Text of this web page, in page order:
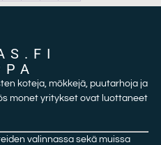
koteja, mökkejä, puutarhoja ja
monet yritykset ovat luottaneet
valinnassa sekä muissa